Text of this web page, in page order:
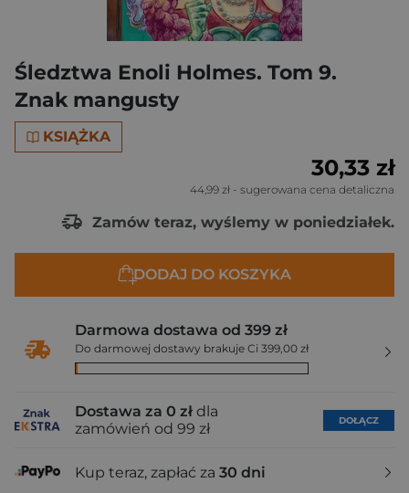
Śledztwa Enoli Holmes. Tom 9.
Znak mangusty
KSIĄŻKA
30,33 zł
44,99 zł - sugerowana cena detaliczna
Zamów teraz, wyślemy w poniedziałek.
DODAJ DO KOSZYKA
Darmowa dostawa od 399 zł
Do darmowej dostawy brakuje Ci 399,00 zł
Dostawa za 0 zł dla
zamówień od 99 zł
DOŁĄCZ
Kup teraz, zapłać za 30 dni